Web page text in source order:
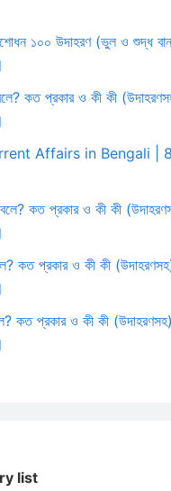
১০০ উদাহরণ (ভুল ও শুদ্ধ
কত প্রকার ও কী কী
Affairs in Bengali |
বলে? কত প্রকার ও কী কী
কত প্রকার ও কী কী
কত প্রকার ও কী কী
list